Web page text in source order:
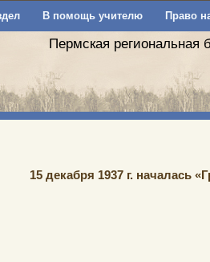
В помощь учителю Право
Пермская региональная
15 декабря 1937 г. началась